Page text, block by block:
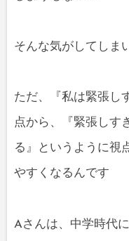
そんな気がしてしま
ただ、『私は緊張し
点から、『緊張しす
る』というように視
やすくなるんです
Aさんは、中学時代